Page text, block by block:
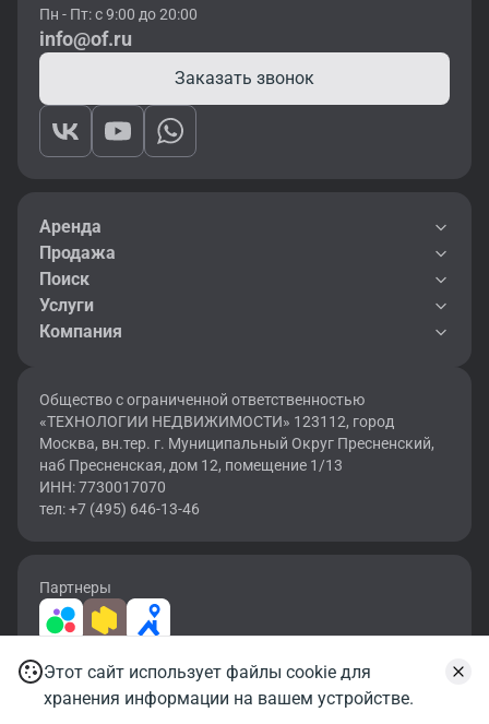
Записаться на просмотр
Пн - Пт: с 9:00 до 20:00
info@of.ru
Заказать звонок
Аренда
Продажа
Поиск
Услуги
Компания
Общество с ограниченной ответственностью
«ТЕХНОЛОГИИ НЕДВИЖИМОСТИ» 123112, город
Москва, вн.тер. г. Муниципальный Округ Пресненский,
наб Пресненская, дом 12, помещение 1/13
ИНН: 7730017070
тел: +7 (495) 646-13-46
Партнеры
2026 © OF.RU | Все права защищены.
Карта сайтаУсловия использования
Этот сайт использует файлы cookie для
хранения информации на вашем устройстве.